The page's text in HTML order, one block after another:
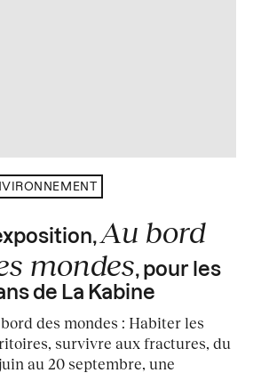
Au bord
mondes, pour les
de La Kabine
des mondes : Habiter les
survivre aux fractures, du
au 20 septembre, une